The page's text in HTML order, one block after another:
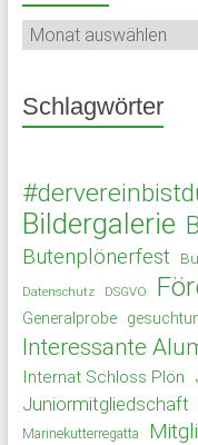
Archiv
Schlagwörter
Bildergalerie
Butenplönerfest
Datenschutz DSGVO
Generalprobe
Interessante
Internat Schloss Plön
Juniormitgliedschaft
Marinekutterregatta